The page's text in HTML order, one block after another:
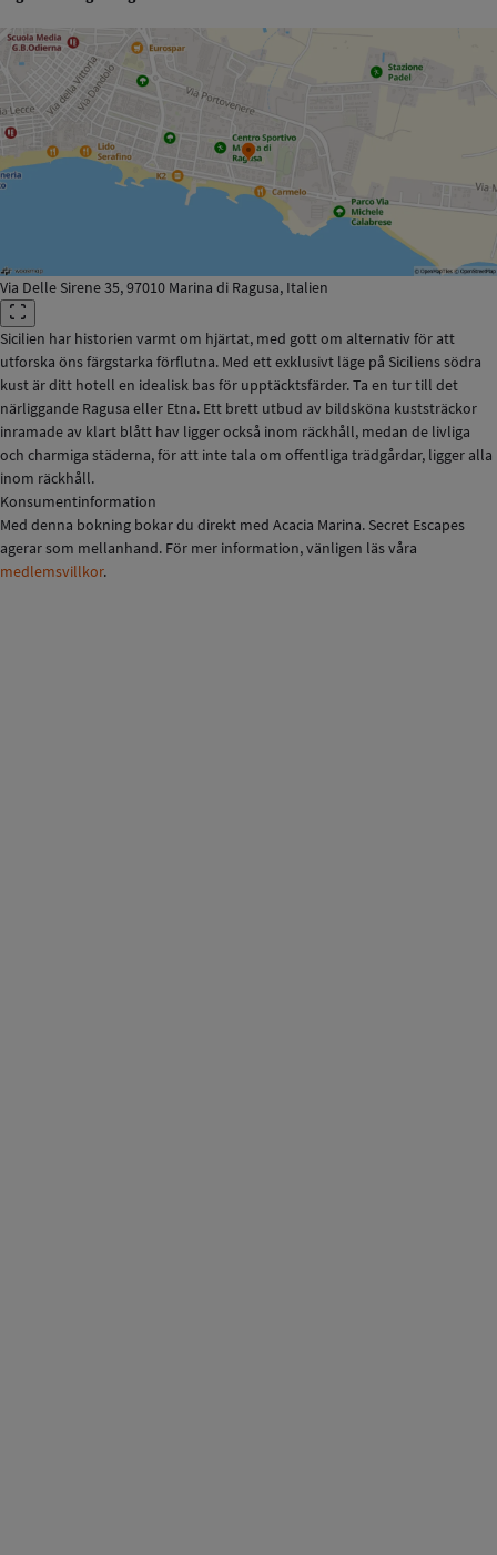
Via Delle Sirene 35, 97010 Marina di Ragusa, Italien
Sicilien har historien varmt om hjärtat, med gott om alternativ för att
utforska öns färgstarka förflutna. Med ett exklusivt läge på Siciliens södra
kust är ditt hotell en idealisk bas för upptäcktsfärder. Ta en tur till det
närliggande Ragusa eller Etna. Ett brett utbud av bildsköna kuststräckor
inramade av klart blått hav ligger också inom räckhåll, medan de livliga
och charmiga städerna, för att inte tala om offentliga trädgårdar, ligger alla
inom räckhåll.
Konsumentinformation
Med denna bokning bokar du direkt med Acacia Marina. Secret Escapes
agerar som mellanhand. För mer information, vänligen läs våra
medlemsvillkor.